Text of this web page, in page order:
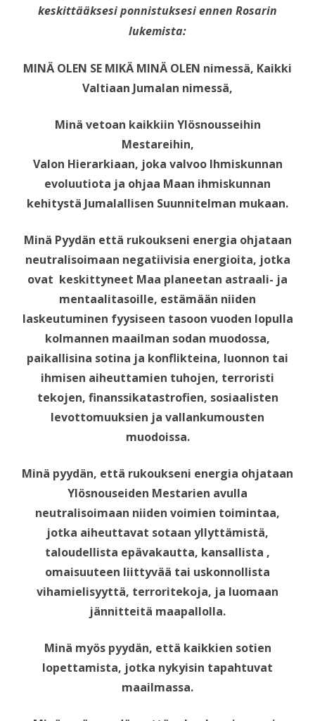
keskittääksesi ponnistuksesi ennen Rosarin
lukemista:
MINÄ OLEN SE MIKÄ MINÄ OLEN nimessä, Kaikki
Valtiaan Jumalan nimessä,
Minä vetoan kaikkiin Ylösnousseihin
Mestareihin,
Valon Hierarkiaan, joka valvoo Ihmiskunnan
evoluutiota ja ohjaa Maan ihmiskunnan
kehitystä Jumalallisen Suunnitelman mukaan.
Minä Pyydän että rukoukseni energia ohjataan
neutralisoimaan negatiivisia energioita, jotka
ovat keskittyneet Maa planeetan astraali- ja
mentaalitasoille, estämään niiden
laskeutuminen fyysiseen tasoon vuoden lopulla
kolmannen maailman sodan muodossa,
paikallisina sotina ja konflikteina, luonnon tai
ihmisen aiheuttamien tuhojen, terroristi
tekojen, finanssikatastrofien, sosiaalisten
levottomuuksien ja vallankumousten
muodoissa.
Minä pyydän, että rukoukseni energia ohjataan
Ylösnouseiden Mestarien avulla
neutralisoimaan niiden voimien toimintaa,
jotka aiheuttavat sotaan yllyttämistä,
taloudellista epävakautta, kansallista ,
omaisuuteen liittyvää tai uskonnollista
vihamielisyyttä, terroritekoja, ja luomaan
jännitteitä maapallolla.
Minä myös pyydän, että kaikkien sotien
lopettamista, jotka nykyisin tapahtuvat
maailmassa.